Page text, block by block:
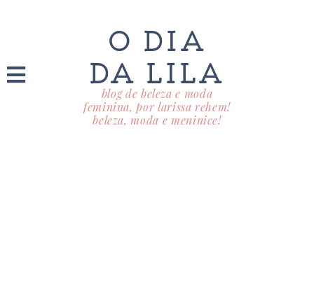
O DIA
DA LILA
blog de beleza e moda
feminina, por larissa rehem!
beleza, moda e meninice!